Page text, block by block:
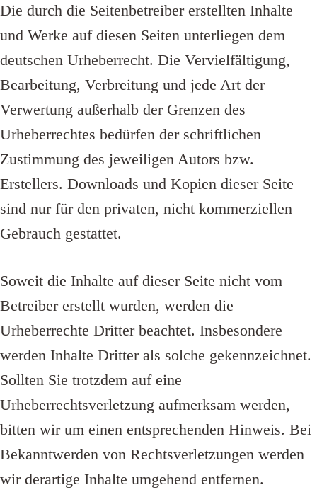
Die durch die Seitenbetreiber erstellten Inhalte
und Werke auf diesen Seiten unterliegen dem
deutschen Urheberrecht. Die Vervielfältigung,
Bearbeitung, Verbreitung und jede Art der
Verwertung außerhalb der Grenzen des
Urheberrechtes bedürfen der schriftlichen
Zustimmung des jeweiligen Autors bzw.
Erstellers. Downloads und Kopien dieser Seite
sind nur für den privaten, nicht kommerziellen
Gebrauch gestattet.
Soweit die Inhalte auf dieser Seite nicht vom
Betreiber erstellt wurden, werden die
Urheberrechte Dritter beachtet. Insbesondere
werden Inhalte Dritter als solche gekennzeichnet.
Sollten Sie trotzdem auf eine
Urheberrechtsverletzung aufmerksam werden,
bitten wir um einen entsprechenden Hinweis. Bei
Bekanntwerden von Rechtsverletzungen werden
wir derartige Inhalte umgehend entfernen.